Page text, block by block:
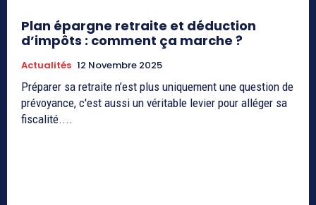
Plan épargne retraite et déduction
d’impôts : comment ça marche ?
Actualités 12 Novembre 2025
Préparer sa retraite n’est plus uniquement une question de
prévoyance, c'est aussi un véritable levier pour alléger sa
fiscalité....